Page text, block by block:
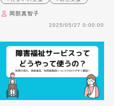
て
岡部真智子
2025/05/27 0:00:00